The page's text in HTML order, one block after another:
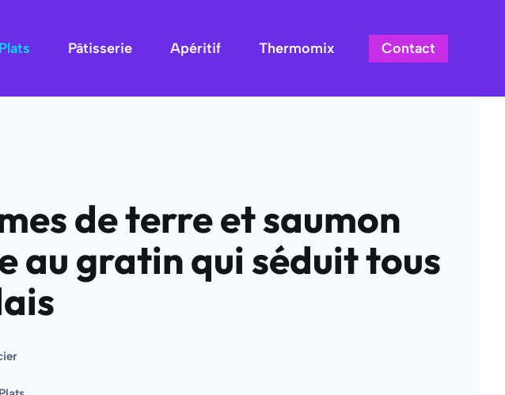
Plats Pâtisserie Apéritif Thermomix Contact
de terre et saumon
au gratin qui séduit tous